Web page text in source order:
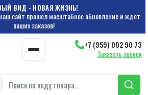
ВИД - НОВАЯ ЖИЗНЬ!
сайт прошёл масштабное обновление и ждет
ваших заказов!
+7 (959) 002 90 73
Заказать звонок